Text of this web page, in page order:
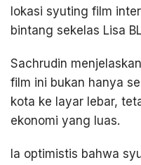
lokasi syuting film
bintang sekelas Lisa
Sachrudin
film ini bukan hanya
kota ke layar lebar,
ekonomi yang luas.
Ia optimistis bahwa